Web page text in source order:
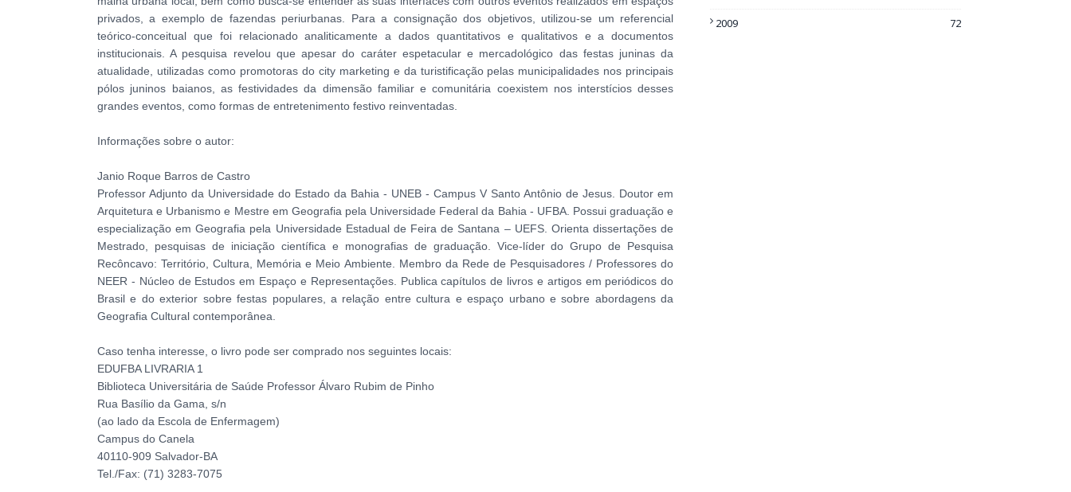
privados, a exemplo de fazendas periurbanas. Para a consignação dos objetivos, utilizou-se um referencial
teórico-conceitual que foi relacionado analiticamente a dados quantitativos e qualitativos e a documentos
institucionais. A pesquisa revelou que apesar do caráter espetacular e mercadológico das festas juninas da
atualidade, utilizadas como promotoras do city marketing e da turistificação pelas municipalidades nos principais
pólos juninos baianos, as festividades da dimensão familiar e comunitária coexistem nos interstícios desses
grandes eventos, como formas de entretenimento festivo reinventadas.
Informações sobre o autor:
Janio Roque Barros de Castro
Professor Adjunto da Universidade do Estado da Bahia - UNEB - Campus V Santo Antônio de Jesus. Doutor em
Arquitetura e Urbanismo e Mestre em Geografia pela Universidade Federal da Bahia - UFBA. Possui graduação e
especialização em Geografia pela Universidade Estadual de Feira de Santana – UEFS. Orienta dissertações de
Mestrado, pesquisas de iniciação científica e monografias de graduação. Vice-líder do Grupo de Pesquisa
Recôncavo: Território, Cultura, Memória e Meio Ambiente. Membro da Rede de Pesquisadores / Professores do
NEER - Núcleo de Estudos em Espaço e Representações. Publica capítulos de livros e artigos em periódicos do
Brasil e do exterior sobre festas populares, a relação entre cultura e espaço urbano e sobre abordagens da
Geografia Cultural contemporânea.
Caso tenha interesse, o livro pode ser comprado nos seguintes locais:
EDUFBA LIVRARIA 1
Biblioteca Universitária de Saúde Professor Álvaro Rubim de Pinho
Rua Basílio da Gama, s/n
(ao lado da Escola de Enfermagem)
Campus do Canela
40110-909 Salvador-BA
Tel./Fax: (71) 3283-7075
2009
72